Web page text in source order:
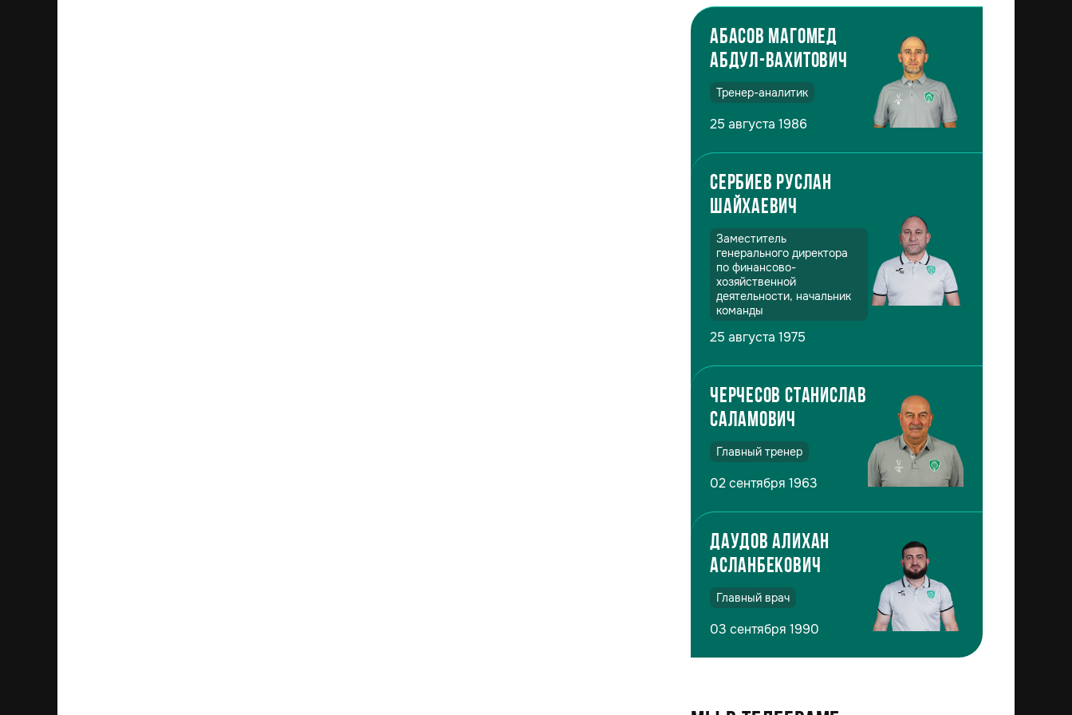
Абасов Магомед
Абдул-Вахитович
Тренер-аналитик
25 августа 1986
Сербиев Руслан
Шайхаевич
Заместитель
генерального директора
по финансово-
хозяйственной
деятельности, начальник
команды
25 августа 1975
Черчесов Станислав
Саламович
Главный тренер
02 сентября 1963
Даудов Алихан
Асланбекович
Главный врач
03 сентября 1990